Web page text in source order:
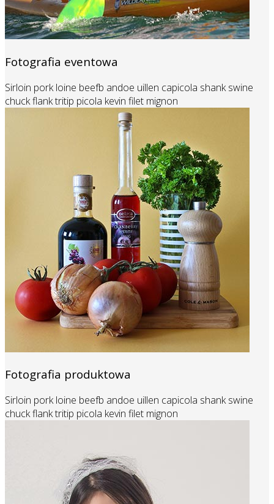
Fotografia eventowa
Sirloin pork loine beefb andoe uillen capicola shank swine
chuck flank tritip picola kevin filet mignon
Fotografia produktowa
Sirloin pork loine beefb andoe uillen capicola shank swine
chuck flank tritip picola kevin filet mignon